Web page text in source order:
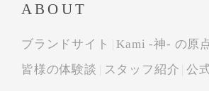
ABOUT
ブランドサイト
Kami -神- の原
皆様の体験談
スタッフ紹介 公